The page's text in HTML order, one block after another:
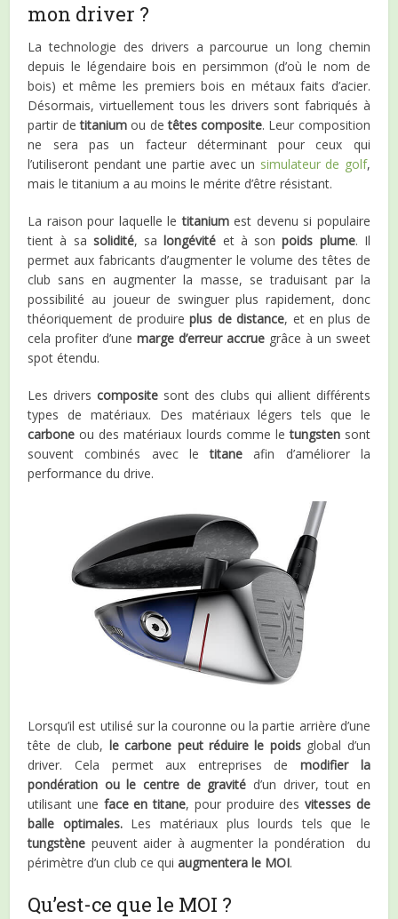
mon driver ?
La technologie des drivers a parcourue un long chemin
depuis le légendaire bois en persimmon (d’où le nom de
bois) et même les premiers bois en métaux faits d’acier.
Désormais, virtuellement tous les drivers sont fabriqués à
partir detitaniumou de têtes composite. Leur composition
ne sera pas un facteur déterminant pour ceux qui
l’utiliseront pendant une partie avec un simulateur de golf,
mais le titanium a au moins le mérite d’être résistant.
La raison pour laquelle letitaniumest devenu si populaire
tient à sa solidité, salongévité et à sonpoids plume. Il
permet aux fabricants d’augmenter le volume des têtes de
club sans en augmenter la masse, se traduisant par la
possibilité au joueur de swinguer plus rapidement, donc
théoriquement de produireplus de distance, et en plus de
cela profiter d’unemarge d’erreur accrue grâce à un sweet
spot étendu.
Les driverscomposite sont des clubs qui allient différents
types de matériaux. Des matériaux légers tels que le
carbone ou des matériaux lourds comme letungstensont
souvent combinés avec letitane afin d’améliorer la
performance du drive.
Lorsqu’il est utilisé sur la couronne ou la partie arrière d’une
tête de club, le carbone peut réduire le poidsglobal d’un
driver. Cela permet aux entreprises demodifier la
pondération ou le centre de gravité d’un driver, tout en
utilisant une face en titane, pour produire desvitesses de
balle optimales.Les matériaux plus lourds tels que le
tungstène peuvent aider à augmenter la pondération du
périmètre d’un club ce quiaugmentera le MOI.
Qu’est-ce que le MOI ?